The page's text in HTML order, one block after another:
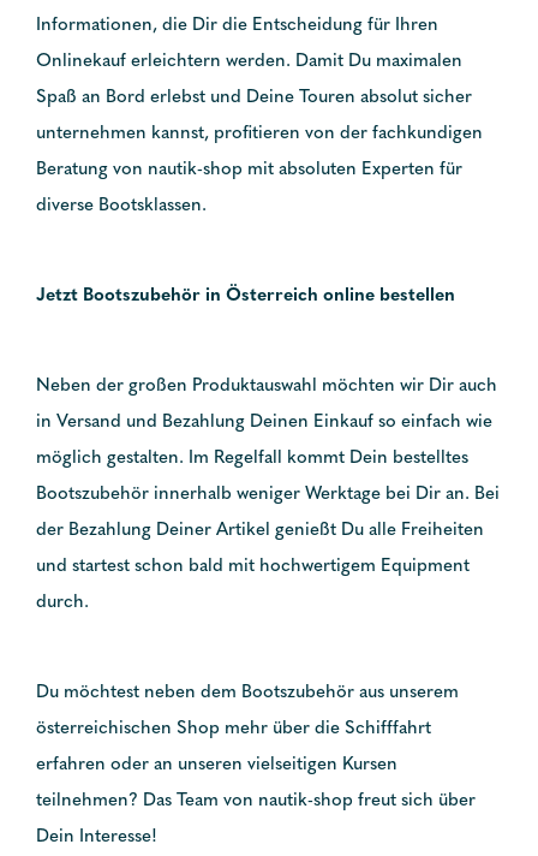
Informationen, die Dir die Entscheidung für Ihren
Onlinekauf erleichtern werden. Damit Du maximalen
Spaß an Bord erlebst und Deine Touren absolut sicher
unternehmen kannst, profitieren von der fachkundigen
Beratung von nautik-shop mit absoluten Experten für
diverse Bootsklassen.
Jetzt Bootszubehör in Österreich online bestellen
Neben der großen Produktauswahl möchten wir Dir auch
in Versand und Bezahlung Deinen Einkauf so einfach wie
möglich gestalten. Im Regelfall kommt Dein bestelltes
Bootszubehör innerhalb weniger Werktage bei Dir an. Bei
der Bezahlung Deiner Artikel genießt Du alle Freiheiten
und startest schon bald mit hochwertigem Equipment
durch.
Du möchtest neben dem Bootszubehör aus unserem
österreichischen Shop mehr über die Schifffahrt
erfahren oder an unseren vielseitigen Kursen
teilnehmen? Das Team von nautik-shop freut sich über
Dein Interesse!